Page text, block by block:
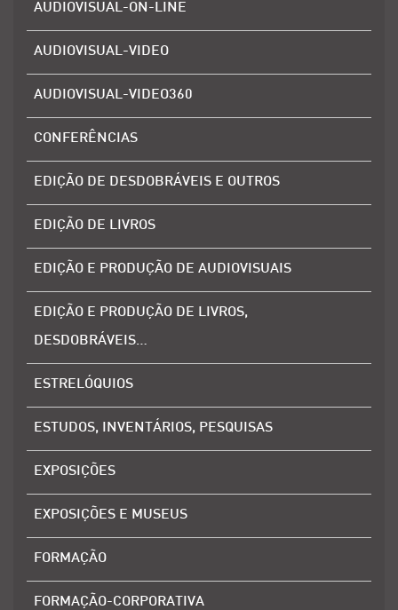
AUDIOVISUAL-ON-LINE
AUDIOVISUAL-VIDEO
AUDIOVISUAL-VIDEO360
CONFERÊNCIAS
EDIÇÃO DE DESDOBRÁVEIS E OUTROS
EDIÇÃO DE LIVROS
EDIÇÃO E PRODUÇÃO DE AUDIOVISUAIS
EDIÇÃO E PRODUÇÃO DE LIVROS,
DESDOBRÁVEIS…
ESTRELÓQUIOS
ESTUDOS, INVENTÁRIOS, PESQUISAS
EXPOSIÇÕES
EXPOSIÇÕES E MUSEUS
FORMAÇÃO
FORMAÇÃO-CORPORATIVA